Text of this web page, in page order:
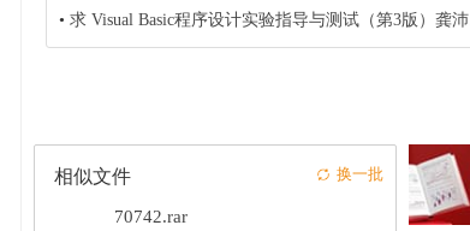
• 求 Visual Basic程序设计实验指导与测试（第3版）龚沛曾 电子版
相似文件 换一批
70742.rar